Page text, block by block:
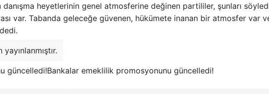
heyetlerinin genel atmosferine değinen partililer, şunları
var. Tabanda geleceğe güvenen, hükümete inanan bir atmosfer var
Bankalar emeklilik promosyonunu güncelledi!